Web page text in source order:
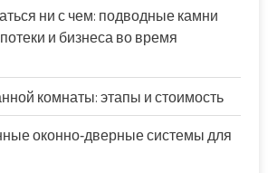
ни с чем: подводные камни
и бизнеса во время
комнаты: этапы и стоимость
оконно‑дверные системы для